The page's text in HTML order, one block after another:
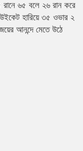
৬৫ বলে ২৬ রান করে
হারিয়ে ৩৫ ওভার ২
আনন্দে মেতে উঠে